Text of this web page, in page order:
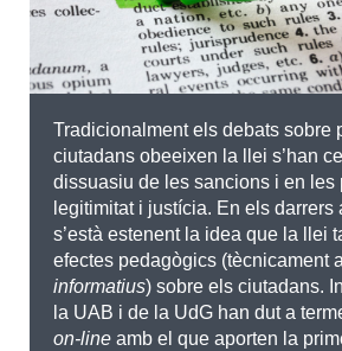
CERCAR
Tradicionalment els debats sobre
ciutadans obeeixen la llei s’han
dissuasiu de les sancions i en les
legitimitat i justícia. En els darrers
s’està estenent la idea que la llei
efectes pedagògics (tècnicament
informatius) sobre els ciutadans.
la UAB i de la UdG han dut a
on-line amb el que aporten la